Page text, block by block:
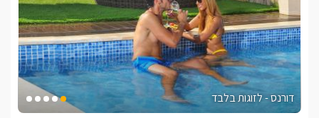
דורנס - לזוגות בלבד